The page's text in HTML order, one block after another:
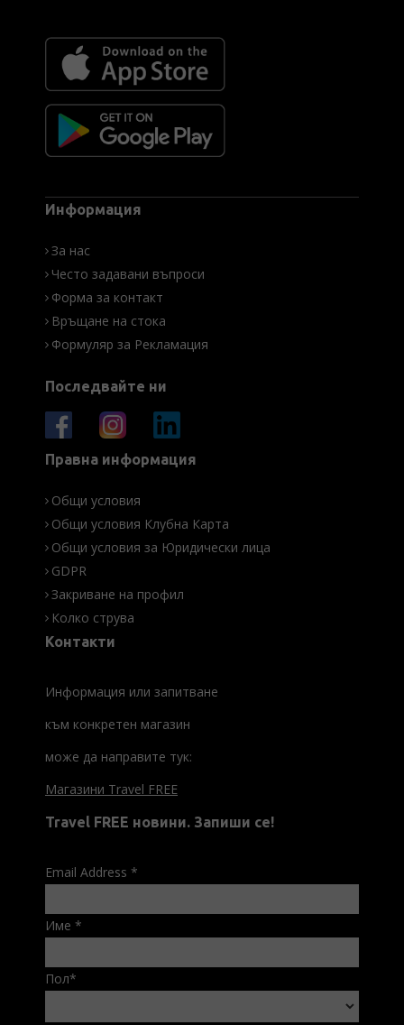
Информация
За нас
Често задавани въпроси
Форма за контакт
Връщане на стока
Формуляр за Рекламация
Последвайте ни
Правна информация
Общи условия
Общи условия Клубна Карта
Общи условия за Юридически лица
GDPR
Закриване на профил
Колко струва
Контакти
Информация или запитване
към конкретен магазин
може да направите тук:
Магазини Travel FREE
Travel FREE новини. Запиши се!
Email Address *
Име *
Пол*